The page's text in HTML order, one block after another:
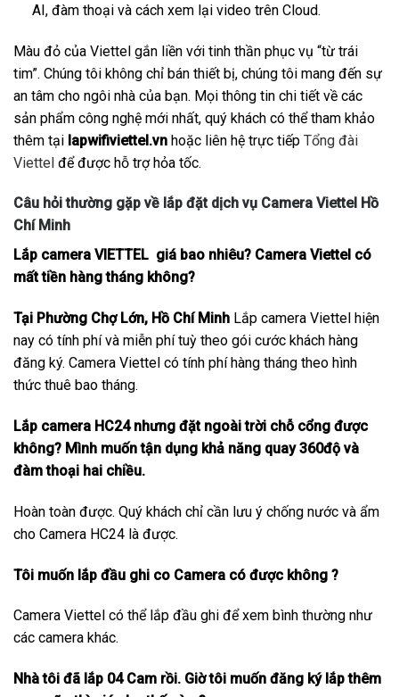
AI, đàm thoại và cách xem lại video trên Cloud.
Màu đỏ của Viettel gắn liền với tinh thần phục vụ “từ trái
tim”. Chúng tôi không chỉ bán thiết bị, chúng tôi mang đến sự
an tâm cho ngôi nhà của bạn. Mọi thông tin chi tiết về các
sản phẩm công nghệ mới nhất, quý khách có thể tham khảo
thêm tại lapwifiviettel.vn hoặc liên hệ trực tiếp Tổng đài
Viettel để được hỗ trợ hỏa tốc.
Câu hỏi thường gặp về lắp đặt dịch vụ Camera Viettel Hồ
Chí Minh
Lắp camera VIETTEL giá bao nhiêu? Camera Viettel có
mất tiền hàng tháng không?
Tại Phường Chợ Lớn, Hồ Chí Minh Lắp camera Viettel hiện
nay có tính phí và miễn phí tuỳ theo gói cước khách hàng
đăng ký. Camera Viettel có tính phí hàng tháng theo hình
thức thuê bao tháng.
Lắp camera HC24 nhưng đặt ngoài trời chỗ cổng được
không? Mình muốn tận dụng khả năng quay 360độ và
đàm thoại hai chiều.
Hoàn toàn được. Quý khách chỉ cần lưu ý chống nước và ẩm
cho Camera HC24 là được.
Tôi muốn lắp đầu ghi co Camera có được không ?
Camera Viettel có thể lắp đầu ghi để xem bình thường như
các camera khác.
Nhà tôi đã lắp 04 Cam rồi. Giờ tôi muốn đăng ký lắp thêm